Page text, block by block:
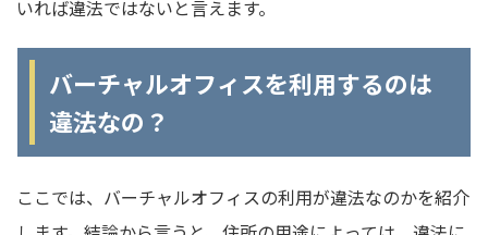
いれば違法ではないと言えます。
バーチャルオフィスを利用するのは
違法なの？
ここでは、バーチャルオフィスの利用が違法なのかを紹介